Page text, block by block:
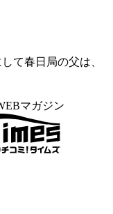
て春日局の父は、
マガジン